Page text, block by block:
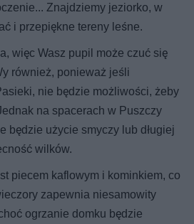
Znajdziemy jeziorko, w
i przepiękne tereny leśne.
więc Wasz pupil może czuć się
również, ponieważ jeśli
nie będzie możliwości, żeby
na spacerach w Puszczy
będzie użycie smyczy lub długiej
wilków.
piecem kaflowym i kominkiem, co
zapewnia niesamowity
ogrzanie domku będzie